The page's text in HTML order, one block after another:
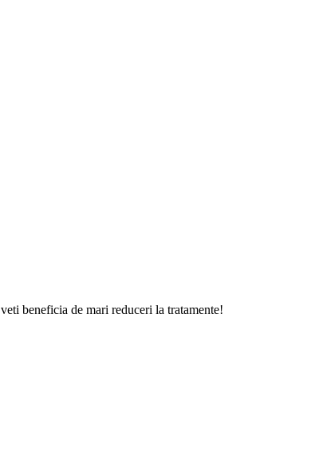
beneficia de mari reduceri la tratamente!